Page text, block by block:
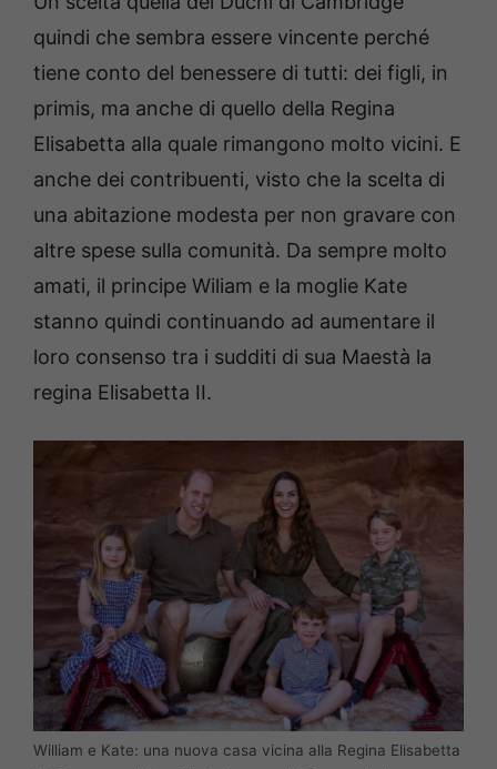
quindi che sembra essere vincente perché
tiene conto del benessere di tutti: dei figli, in
primis, ma anche di quello della Regina
Elisabetta alla quale rimangono molto vicini. E
anche dei contribuenti, visto che la scelta di
una abitazione modesta per non gravare con
altre spese sulla comunità. Da sempre molto
amati, il principe Wiliam e la moglie Kate
stanno quindi continuando ad aumentare il
loro consenso tra i sudditi di sua Maestà la
regina Elisabetta II.
William e Kate: una nuova casa vicina alla Regina Elisabetta